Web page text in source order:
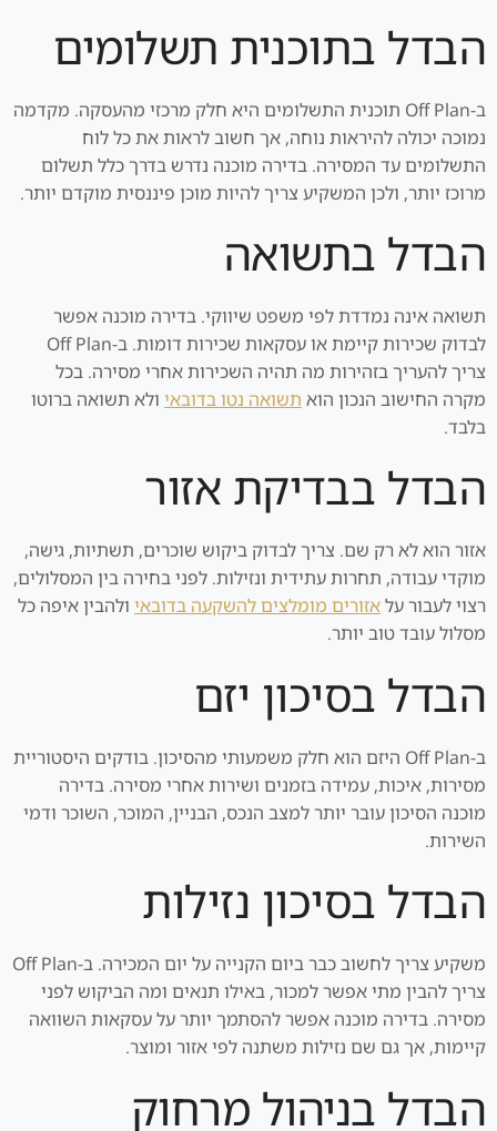
הבדל בתוכנית תשלומים
ב-Off Plan תוכנית התשלומים היא חלק מרכזי מהעסקה. מקדמה
נמוכה יכולה להיראות נוחה, אך חשוב לראות את כל לוח
התשלומים עד המסירה. בדירה מוכנה נדרש בדרך כלל תשלום
מרוכז יותר, ולכן המשקיע צריך להיות מוכן פיננסית מוקדם יותר.
הבדל בתשואה
תשואה אינה נמדדת לפי משפט שיווקי. בדירה מוכנה אפשר
לבדוק שכירות קיימת או עסקאות שכירות דומות. ב-Off Plan
צריך להעריך בזהירות מה תהיה השכירות אחרי מסירה. בכל
מקרה החישוב הנכון הוא תשואה נטו בדובאי ולא תשואה ברוטו
בלבד.
הבדל בבדיקת אזור
אזור הוא לא רק שם. צריך לבדוק ביקוש שוכרים, תשתיות, גישה,
מוקדי עבודה, תחרות עתידית ונזילות. לפני בחירה בין המסלולים,
רצוי לעבור עלאזורים מומלצים להשקעה בדובאי ולהבין איפה כל
מסלול עובד טוב יותר.
הבדל בסיכון יזם
ב-Off Plan היזם הוא חלק משמעותי מהסיכון. בודקים היסטוריית
מסירות, איכות, עמידה בזמנים ושירות אחרי מסירה. בדירה
מוכנה הסיכון עובר יותר למצב הנכס, הבניין, המוכר, השוכר ודמי
השירות.
הבדל בסיכון נזילות
משקיע צריך לחשוב כבר ביום הקנייה על יום המכירה. ב-Off Plan
צריך להבין מתי אפשר למכור, באילו תנאים ומה הביקוש לפני
מסירה. בדירה מוכנה אפשר להסתמך יותר על עסקאות השוואה
קיימות, אך גם שם נזילות משתנה לפי אזור ומוצר.
הבדל בניהול מרחוק